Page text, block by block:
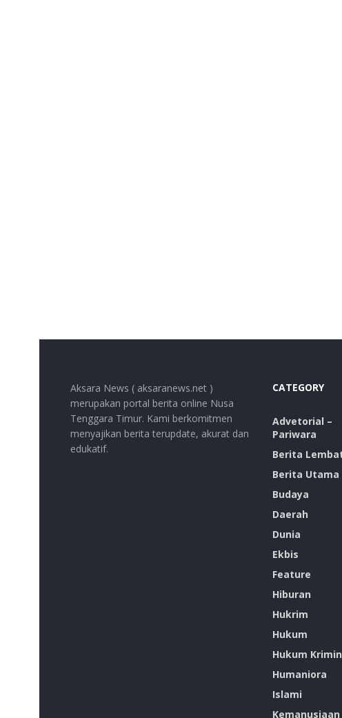
Aksara News ( aksaranews.net )
merupakan portal berita online Nusa
Tenggara Timur. Kami berkomitmen
menyajikan berita terupdate, akurat dan
edukatif.
CATEGORY
Advetorial –
Pariwara
Berita
Berita Utama
Budaya
Daerah
Dunia
Ekbis
Feature
Hiburan
Hukrim
Hukum
Hukum
Humaniora
Islami
Kemanusiaan